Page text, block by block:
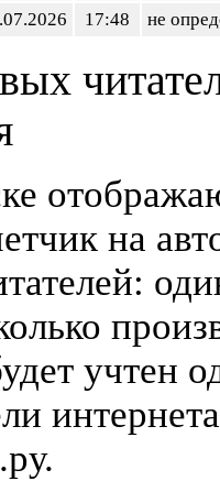
17:48 не
на
учтен